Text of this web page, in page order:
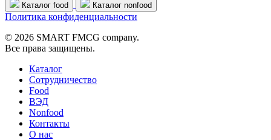
Каталог food Каталог nonfood
Политика конфиденциальности
© 2026 SMART FMCG company.
Все права защищены.
Каталог
Cотрудничество
Food
ВЭД
Nonfood
Контакты
О нас